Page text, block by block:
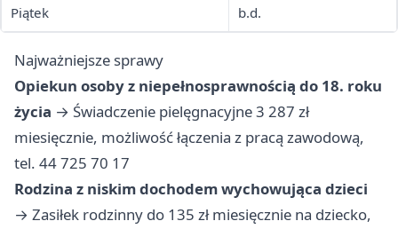
Piątek b.d.
Najważniejsze sprawy
Opiekun osoby z niepełnosprawnością do 18. roku
życia → Świadczenie pielęgnacyjne 3 287 zł
miesięcznie, możliwość łączenia z pracą zawodową,
tel. 44 725 70 17
Rodzina z niskim dochodem wychowująca dzieci
→ Zasiłek rodzinny do 135 zł miesięcznie na dziecko,